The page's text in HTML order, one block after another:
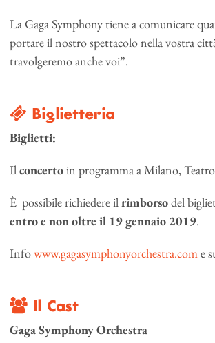
La Gaga Symphony tiene a comunicare
portare il nostro spettacolo nella vostra
travolgeremo anche voi”.
Biglietteria
Biglietti:
Ilconcertoin programma a Milano,
È possibile richiedere ilrimborsodel
entro e non oltre il 19 gennaio 2019.
Infowww.gagasymphonyorchestra.come
Il Cast
Gaga Symphony Orchestra